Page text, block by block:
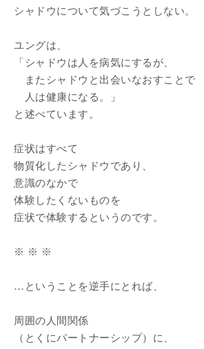
シャドウについて気づこうとしない。
ユングは、
「シャドウは人を病気にするが、
またシャドウと出会いなおすことで
人は健康になる。」
と述べています。
症状はすべて
物質化したシャドウであり、
意識のなかで
体験したくないものを
症状で体験するというのです。
※ ※ ※
…ということを逆手にとれば、
周囲の人間関係
（とくにパートナーシップ）に、